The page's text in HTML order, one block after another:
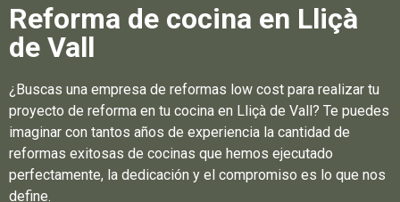
Reforma de cocina en Lliçà
de Vall
¿Buscas una empresa de reformas low cost para realizar tu
proyecto de reforma en tu cocina en Lliçà de Vall? Te puedes
imaginar con tantos años de experiencia la cantidad de
reformas exitosas de cocinas que hemos ejecutado
perfectamente, la dedicación y el compromiso es lo que nos
define.